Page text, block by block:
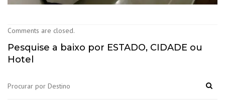
Comments are closed.
Pesquise a baixo por ESTADO, CIDADE ou
Hotel